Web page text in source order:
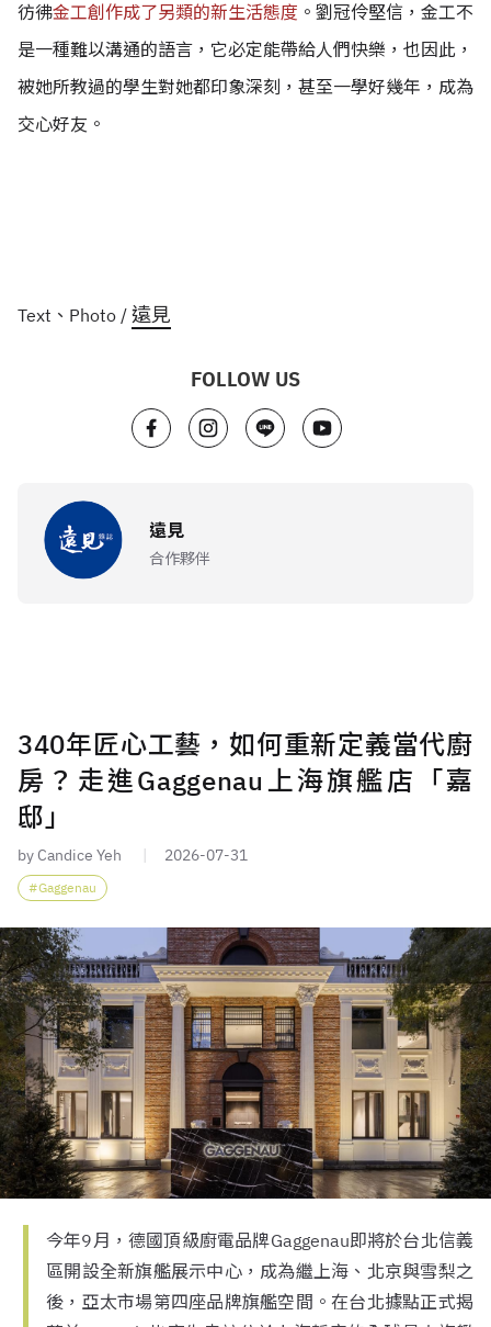
彷彿金工創作成了另類的新生活態度 。 劉冠伶堅信，金工不
是一種難以溝通的語言，它必定能帶給人們快樂，也因此，
被她所教過的學生對她都印象深刻，甚至一學好幾年，成為
交心好友。
Text、Photo / 遠見
FOLLOW US
遠見
合作夥伴
340年匠心工藝，如何重新定義當代廚
房？走進Gaggenau上海旗艦店「嘉
邸」
by Candice Yeh 2026-07-31
Gaggenau
今年9月，德國頂級廚電品牌Gaggenau即將於台北信義
區開設全新旗艦展示中心，成為繼上海、北京與雪梨之
後，亞太市場第四座品牌旗艦空間。在台北據點正式揭